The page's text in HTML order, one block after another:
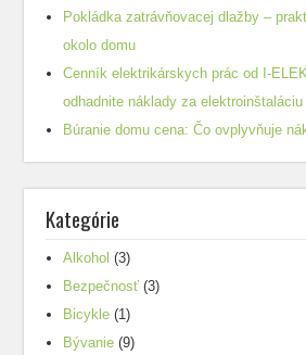
Pokládka zatrávňovacej dlažby –
okolo domu
Cenník elektrikárskych prác od I-
odhadnite náklady za elektroinštaláciu
Búranie domu cena: Čo ovplyvňuje
Kategórie
Alkohol (3)
Bezpečnosť (3)
Bicykle (1)
Bývanie (9)